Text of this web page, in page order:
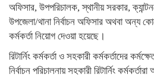
অফিসার, উপপরিচালক, স্থানীয় সরকার,
উপজেলা/থানা নির্বাচন অফিসার অথবা অন্য
কর্মকর্তা নিয়োগ দেওয়া হয়েছে।
রিটার্নিং কর্মকর্তা ও সহকারী কর্মকর্তাদের
নির্বাচন পরিচালনায় সহকারী রিটার্নিং